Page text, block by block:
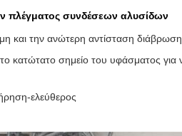
πλέγματος συνδέσεων αλυσίδων
και την ανώτερη αντίσταση
κατώτατο σημείο του υφάσματος για
ελεύθερος